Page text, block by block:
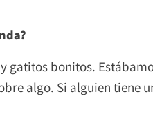
bonitos.
algo. Si alguien tiene